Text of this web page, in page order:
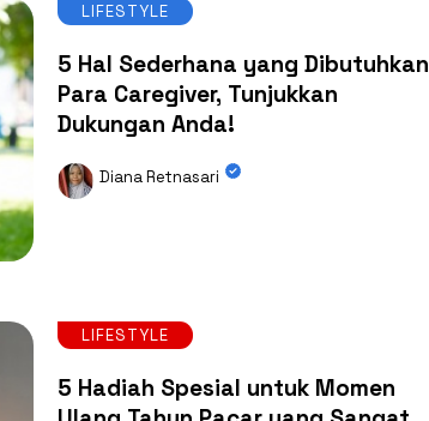
LIFESTYLE
5 Hal Sederhana yang Dibutuhkan
Para Caregiver, Tunjukkan
Dukungan Anda!
Diana Retnasari
LIFESTYLE
5 Hadiah Spesial untuk Momen